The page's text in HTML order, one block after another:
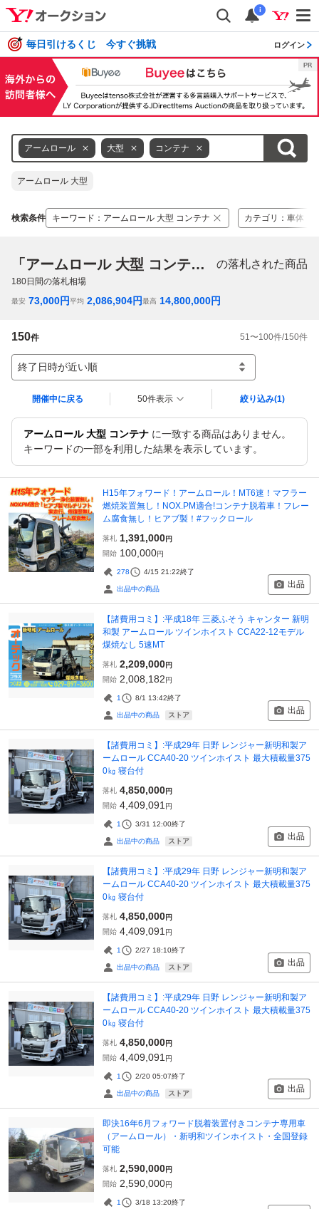
i
毎日引けるくじ 今すぐ挑戦 ログイン
アームロール 大型 コンテナ
アームロール 大型
検索条件 キーワード ： アームロール 大型 コンテナ カテゴリ ： 車体
「アームロール 大型 コンテナ」 の落札された商品
180日間の落札相場
最安 73,000円平均 2,086,904円最高 14,800,000円
150件 51 〜100件/150件
終了日時が近い順
開催中に戻る 50件表示 絞り込み(1)
アームロール 大型 コンテナ に一致する商品はありません。
キーワードの一部を利用した結果を表示しています。
H15年フォワード！アームロール！MT6速！マフラー
燃焼装置無し！NOX.PM適合!コンテナ脱着車！フレー
ム腐食無し！ヒアブ製！#フックロール
落札 1,391,000円
開始 100,000円
278 4/15 21:22終了
出品中の商品 出品
【諸費用コミ】:平成18年 三菱ふそう キャンター 新明
和製 アームロール ツインホイスト CCA22-12モデル
煤焼なし 5速MT
落札 2,209,000円
開始 2,008,182円
1 8/1 13:42終了
出品中の商品 ストア 出品
【諸費用コミ】:平成29年 日野 レンジャー新明和製ア
ームロール CCA40-20 ツインホイスト 最大積載量375
0㎏ 寝台付
落札 4,850,000円
開始 4,409,091 円
1 3/31 12:00終了
出品中の商品 ストア 出品
【諸費用コミ】:平成29年 日野 レンジャー新明和製ア
ームロール CCA40-20 ツインホイスト 最大積載量375
0㎏ 寝台付
落札 4,850,000円
開始 4,409,091 円
1 2/27 18:10終了
出品中の商品 ストア 出品
【諸費用コミ】:平成29年 日野 レンジャー新明和製ア
ームロール CCA40-20 ツインホイスト 最大積載量375
0㎏ 寝台付
落札 4,850,000円
開始 4,409,091 円
1 2/20 05:07終了
出品中の商品 ストア 出品
即決16年6月フォワード脱着装置付きコンテナ専用車
（アームロール）・新明和ツインホイスト・全国登録
可能
落札 2,590,000円
開始 2,590,000円
1 3/18 13:20終了